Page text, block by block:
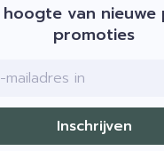
van
promoties
Inschrijven